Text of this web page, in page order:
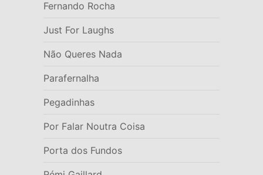
Fernando Rocha
Just For Laughs
Não Queres Nada
Parafernalha
Pegadinhas
Por Falar Noutra Coisa
Porta dos Fundos